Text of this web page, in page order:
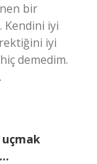
bir
Kendini iyi
iyi
demedim.